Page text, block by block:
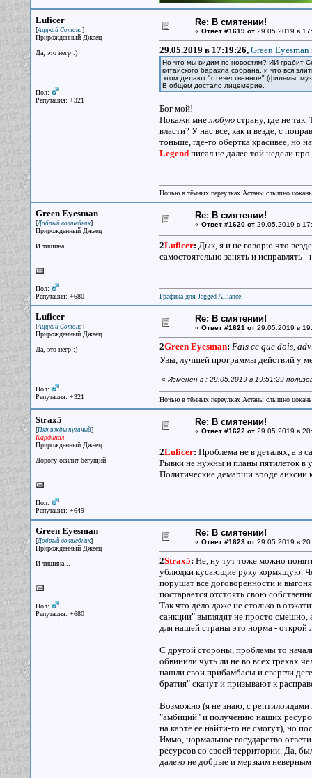
Luficer
[Аццкий Сотона]
Прирожденный Джаец
Да, это негр :)
Пол:
Репутация: +321
Re: В смятении!
« Ответ #1619 от29.05.2019 в
29.05.2019 в 17:19:26, Green Eyesman
Но что мы видим по новостям? ИИ грабит
китайского барахла собрана, и что вся
этом делают "отечественное" (фильмы,
В общем достало лицемерие.
Бог мой!
Покажи мнелюбуюстрану, где не
власти? У нас все, как и везде, с
тоньше, где-то обертка красивее, но
Legendписал не далее той недели
Ночью в тёмных переулках Астаны слышно
Green Eyesman
[Добрый волшебник]
Прирожденный Джаец
И тишина...
Пол:
Репутация: +680
Re: В смятении!
« Ответ #1620 от29.05.2019 в
2Luficer: Дык, я и не говорю что
самостоятельно занять и исправлять -
Графика для Jagged Alliance
Luficer
[Аццкий Сотона]
Прирожденный Джаец
Да, это негр :)
Пол:
Репутация: +321
Re: В смятении!
« Ответ #1621 от29.05.2019 в
2Green Eyesman: Fais ce que dois,
Увы, лучшей программы действий у
« Изменён в : 29.05.2019 в 19:51:29
Ночью в тёмных переулках Астаны слышно
Strax5
[Пятижды пуганый]
Кардинал
Прирожденный Джаец
Дорогу осилит бегущий
Пол:
Репутация: +649
Re: В смятении!
« Ответ #1622 от29.05.2019 в
2Luficer: Проблема не в деталях, а в
Рывки не нужны и планы пятилеток в
Политические демарши вроде анксии
Green Eyesman
[Добрый волшебник]
Прирожденный Джаец
И тишина...
Пол:
Репутация: +680
Re: В смятении!
« Ответ #1623 от29.05.2019 в
2Strax5: Не, ну тут тоже можно
ублюдки кусающие руку кормящую.
порушат все договоренности и
постарается отстоять свою
Так что дело даже не столько в
санкции" выглядят не просто
для нашей страны это норма -
С другой стороны, проблемы то
обвинили чуть ли не во всех грехах
нашли свои прибамбасы и свергли
братия" скачут и призывают к
Возможно (я не знаю, с
"амбиций" и получению наших
на карте ее найти-то не смогут), но
Иммо, нормальное государство
ресурсов со своей территории. Да,
далеко не добрые и мерзким